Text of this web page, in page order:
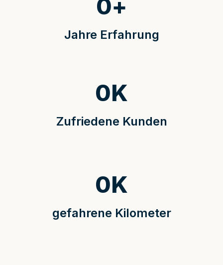
Jahre Erfahrung
0+
Zufriedene Kunden
0K
gefahrene Kilometer
0K